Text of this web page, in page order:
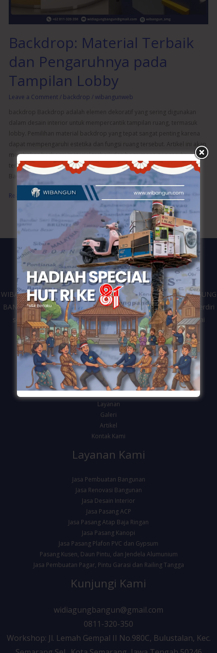
Backdrop: Material Terbaik
dan Pengaruhnya pada
Tampilan Lobby
Leave a Comment / backdrop /wibangunweb
backdrop Backdrop adalah elemen dekoratif yang sering digunakan
dalam desain interior untuk mempercantik tampilan ruang, termasuk
lobby. Pemilihan material backdrop yang tepat sangat penting karena
dapat mempengaruhi estetika dan fungsi ruang tersebut. Artikel ini akan
membahas berbagai material terbaik dan bagaimana pengaruhnya
terhadap tampilan lobby Anda. Apa Itu Backdrop? Definisi dan Fungsi
Backdrop adalah latar […]
Read More »
WIBANGUN merupakan kontraktor dari perusahaan CV. WIDIAGUNG
BANGUN yang bergerak di bidang jasa konstruksi bangunan. Berdiri
sejak tahun 2016 dan telah melayani berbagai klien dari mulai
pemerintahan, swasta dan personal di Kota Semarang.
Navigasi
Beranda
Tentang Kami
Layanan
Galeri
Artikel
Kontak Kami
Layanan Kami
Jasa Pembuatan Bangunan
Jasa Renovasi Bangunan
Jasa Desain Interior
Jasa Pasang ACP
Jasa Pasang Atap Baja Ringan
Jasa Pasang Kanopi
Jasa Pasang Plafon PVC dan Gypsum
Pasang Kusen, Daun Pintu, dan Jendela Alumunium
Jasa Pembuatan Pagar, Pintu Garasi dan Railing Tangga
Kunjungi Kami
widiagungbangun@gmail.com
0811-320-350
Workshop: Jl. Lemah Gempal II No.980C, Bulustalan, Kec.